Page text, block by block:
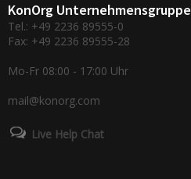
KonOrg Unternehmensgruppe
Tel.: +49 2236 89555-0
Fax: +49 2236 89555-28
Mo-Fr 08:00 - 17:00 Uhr
mail@konorg.com
Live Help Chat